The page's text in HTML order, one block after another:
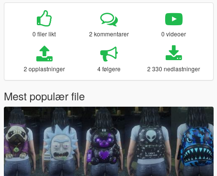
0 filer likt 2 kommentarer 0 videoer
2 opplastninger 4 følgere 2 330 nedlastninger
Mest populær file